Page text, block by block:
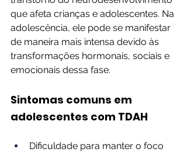
que afeta crianças e adolescentes. Na
adolescência, ele pode se manifestar
de maneira mais intensa devido às
transformações hormonais, sociais e
emocionais dessa fase.
Sintomas comuns em
adolescentes com TDAH
Dificuldade para manter o foco